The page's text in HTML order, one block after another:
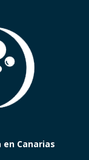
Canarias